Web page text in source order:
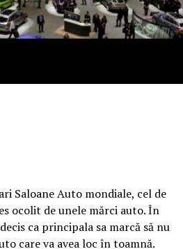
Saloane Auto mondiale, cel de
ocolit de unele mărci auto. În
ca principala sa marcă să nu
care va avea loc în toamnă.